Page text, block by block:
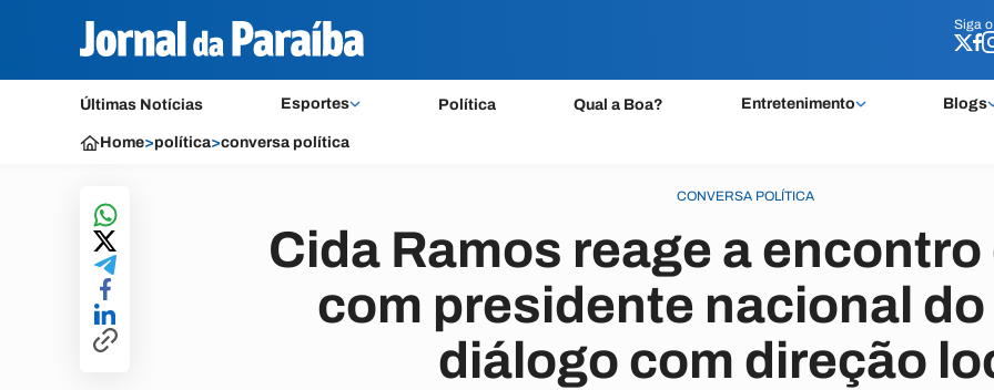
Siga o
Últimas Notícias Esportes Política Qual a Boa? Entretenimento Blogs
Siga o
Home>política>conversa política
CONVERSA POLÍTICA
Cida Ramos reage a
com presidente nacional do
diálogo com direção